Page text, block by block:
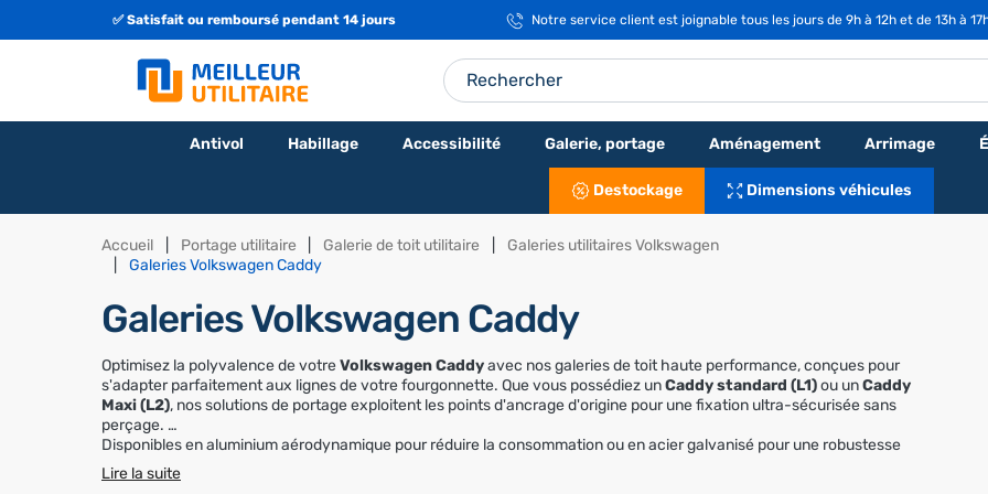
✅ Satisfait ou remboursé pendant 14 jours
🇫🇷 Fabrication Française ou Européenne Notre service client est joignable tous les jours de 9h à 12h et de 13h à
Antivol Habillage Accessibilité Galerie, portage Aménagement Arrimage
Destockage Dimensions véhicules
Accueil Portage utilitaire Galerie de toit utilitaire
Galeries utilitaires Volkswagen
Galeries Volkswagen Caddy
Galeries Volkswagen Caddy
Optimisez la polyvalence de votreVolkswagen Caddyavec nos galeries de toit haute performance, conçues pour
s'adapter parfaitement aux lignes de votre fourgonnette. Que vous possédiez unCaddy standard (L1)ou unCaddy
Maxi (L2), nos solutions de portage exploitent les points d'ancrage d'origine pour une fixation ultra-sécurisée sans
perçage.
Disponibles en aluminium aérodynamique pour réduire la consommation ou en acier galvanisé pour une robustesse
accrue, nos galeries vous permettent de transporter vos échelles et matériaux encombrants tout en conservant
l'agilité urbaine de votre utilitaire Volkswagen.
Lire la suite